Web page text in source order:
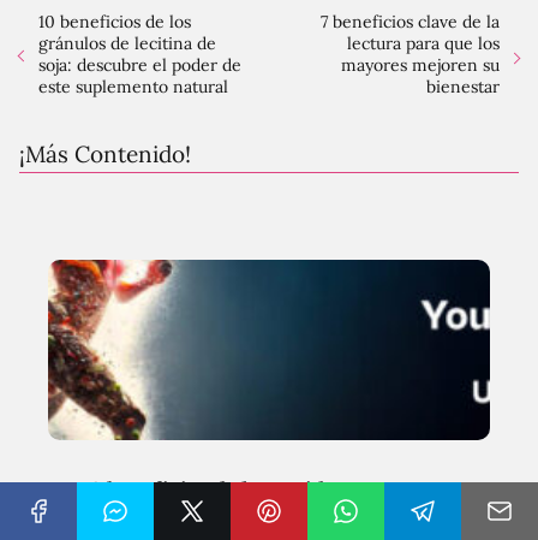
10 beneficios de los
gránulos de lecitina de
soja: descubre el poder de
este suplemento natural
7 beneficios clave de la
lectura para que los
mayores mejoren su
bienestar
¡Más Contenido!
9 beneficios de la comida vegana que
cambiarán tu vida para siempre